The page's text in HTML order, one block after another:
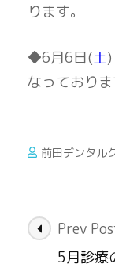
ります。
◆6月6日(土
なっておりま
前田デンタル
PostPrev
5月診療